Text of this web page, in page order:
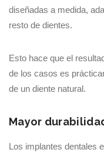
diseñadas a medida,
resto de dientes.
Esto hace que el
de los casos es
de un diente natural.
Mayor
Los implantes dentales